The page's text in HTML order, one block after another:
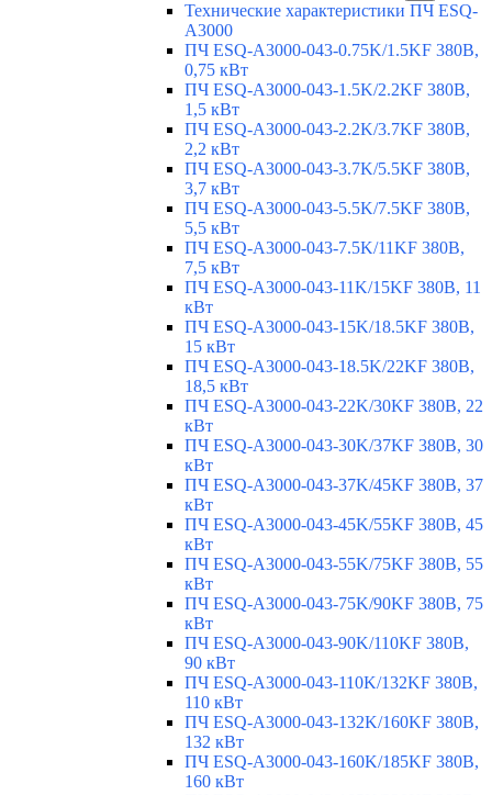
Технические характеристики ПЧ ESQ-
A3000
ПЧ ESQ-A3000-043-0.75K/1.5KF 380В,
0,75 кВт
ПЧ ESQ-A3000-043-1.5K/2.2KF 380В,
1,5 кВт
ПЧ ESQ-A3000-043-2.2K/3.7KF 380В,
2,2 кВт
ПЧ ESQ-A3000-043-3.7K/5.5KF 380В,
3,7 кВт
ПЧ ESQ-A3000-043-5.5K/7.5KF 380В,
5,5 кВт
ПЧ ESQ-A3000-043-7.5K/11KF 380В,
7,5 кВт
ПЧ ESQ-A3000-043-11K/15KF 380В, 11
кВт
ПЧ ESQ-A3000-043-15K/18.5KF 380В,
15 кВт
ПЧ ESQ-A3000-043-18.5K/22KF 380В,
18,5 кВт
ПЧ ESQ-A3000-043-22K/30KF 380В, 22
кВт
ПЧ ESQ-A3000-043-30K/37KF 380В, 30
кВт
ПЧ ESQ-A3000-043-37K/45KF 380В, 37
кВт
ПЧ ESQ-A3000-043-45K/55KF 380В, 45
кВт
ПЧ ESQ-A3000-043-55K/75KF 380В, 55
кВт
ПЧ ESQ-A3000-043-75K/90KF 380В, 75
кВт
ПЧ ESQ-A3000-043-90K/110KF 380В,
90 кВт
ПЧ ESQ-A3000-043-110K/132KF 380В,
110 кВт
ПЧ ESQ-A3000-043-132K/160KF 380В,
132 кВт
ПЧ ESQ-A3000-043-160K/185KF 380В,
160 кВт